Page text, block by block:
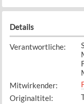
Details
Verantwortliche:
Mitwirkender:
Originaltitel: